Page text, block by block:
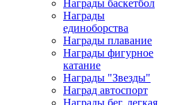
Награды баскетбол
Награды
единоборства
Награды плавание
Награды фигурное
катание
Награды "Звезды"
Наград автоспорт
Награды бег, легкая